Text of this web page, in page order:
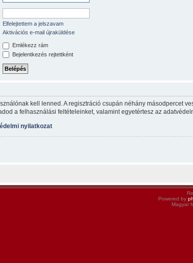
Elfelejtettem a jelszavam
Aktivációs e-mail újraküldése
Emlékezz rám
Bejelentkezés rejtettként
kell lenned. A regisztráció csupán néhány másodpercet
a felhasználási feltételeinket, valamint egyetértesz az
nyilatkozat
Powered by
Magyar